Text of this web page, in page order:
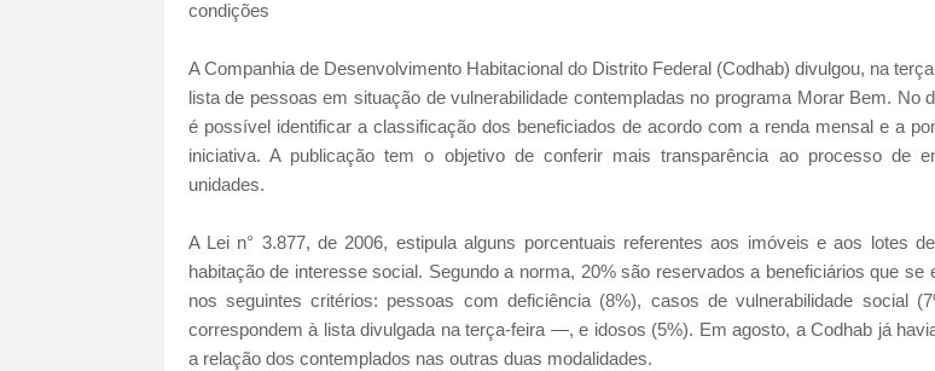
condições
A Companhia de Desenvolvimento Habitacional do Distrito Federal (Codhab) divulgou, na
lista de pessoas em situação de vulnerabilidade contempladas no programa Morar Bem. No
é possível identificar a classificação dos beneficiados de acordo com a renda mensal e a
iniciativa. A publicação tem o objetivo de conferir mais transparência ao processo de
unidades.
A Lei n° 3.877, de 2006, estipula alguns porcentuais referentes aos imóveis e aos lotes
habitação de interesse social. Segundo a norma, 20% são reservados a beneficiários que se
nos seguintes critérios: pessoas com deficiência (8%), casos de vulnerabilidade social
correspondem à lista divulgada na terça-feira —, e idosos (5%). Em agosto, a Codhab já
a relação dos contemplados nas outras duas modalidades.